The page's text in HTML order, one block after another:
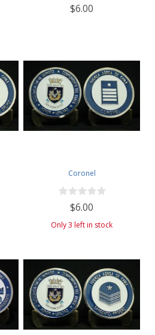
$6.00
Coronel
$6.00
Only 3 left in stock